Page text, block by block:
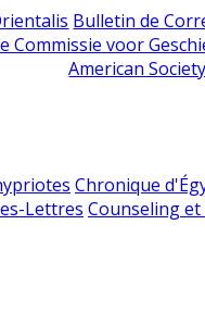
Bulletin de
Commissie voor
American
Chronique
Lettres Counseling